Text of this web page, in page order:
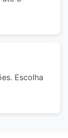
Escolha